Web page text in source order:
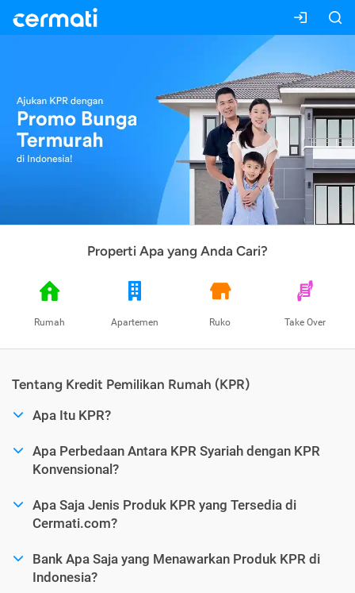
Properti Apa yang Anda Cari?
Rumah Apartemen Ruko Take Over
Tentang Kredit Pemilikan Rumah (KPR)
Apa Itu KPR?
Apa Perbedaan Antara KPR Syariah dengan KPR
Konvensional?
Apa Saja Jenis Produk KPR yang Tersedia di
Cermati.com?
Bank Apa Saja yang Menawarkan Produk KPR di
Indonesia?